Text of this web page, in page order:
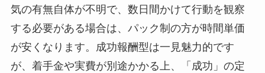
気の有無自体が不明で、数日間かけて行動を観察
する必要がある場合は、パック制の方が時間単価
が安くなります。成功報酬型は一見魅力的です
が、着手金や実費が別途かかる上、「成功」の定